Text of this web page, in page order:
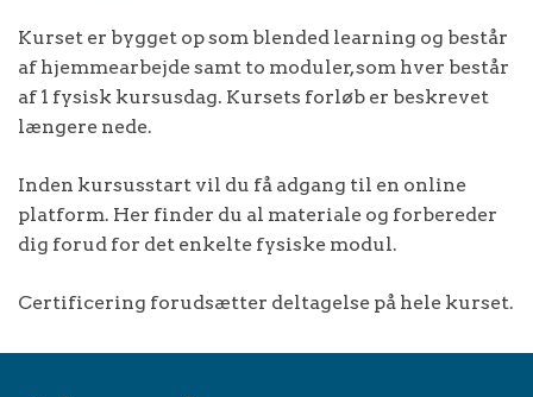
Kurset er bygget op som blended learning og består
af hjemmearbejde samt to moduler, som hver består
af 1 fysisk kursusdag. Kursets forløb er beskrevet
længere nede.
Inden kursusstart vil du få adgang til en online
platform. Her finder du al materiale og forbereder
dig forud for det enkelte fysiske modul.
Certificering forudsætter deltagelse på hele kurset.